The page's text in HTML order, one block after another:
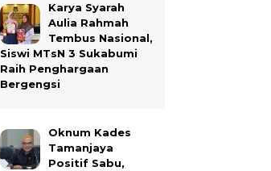
Karya Syarah
Aulia Rahmah
Tembus Nasional,
Siswi MTsN 3 Sukabumi
Raih Penghargaan
Bergengsi
Oknum Kades
Tamanjaya
Positif Sabu,